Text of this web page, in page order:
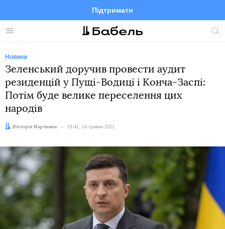
Меню
Підтримати
FacebookTelegramTwitter
Новини
Зеленський доручив провести аудит
резиденцій у Пущі-Водиці і Конча-Заспі:
Потім буде велике переселення цих
народів
Автор:Вікторія Мартинюк Дата:
18:41, 14 травня 2021